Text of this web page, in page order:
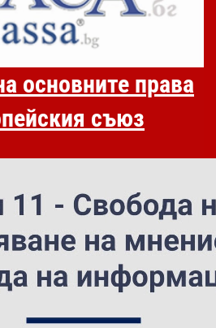
основните права
съюз